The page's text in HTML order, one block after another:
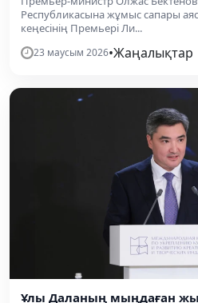
Республикасына жұмыс сапары
кеңесінің Премьері Ли...
23 маусым 2026•Жаңалықтар
Ұлы Даланың мыңдаған